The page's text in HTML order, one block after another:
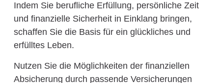
Indem Sie berufliche Erfüllung, persönliche Zeit
und finanzielle Sicherheit in Einklang bringen,
schaffen Sie die Basis für ein glückliches und
erfülltes Leben.
Nutzen Sie die Möglichkeiten der finanziellen
Absicherung durch passende Versicherungen